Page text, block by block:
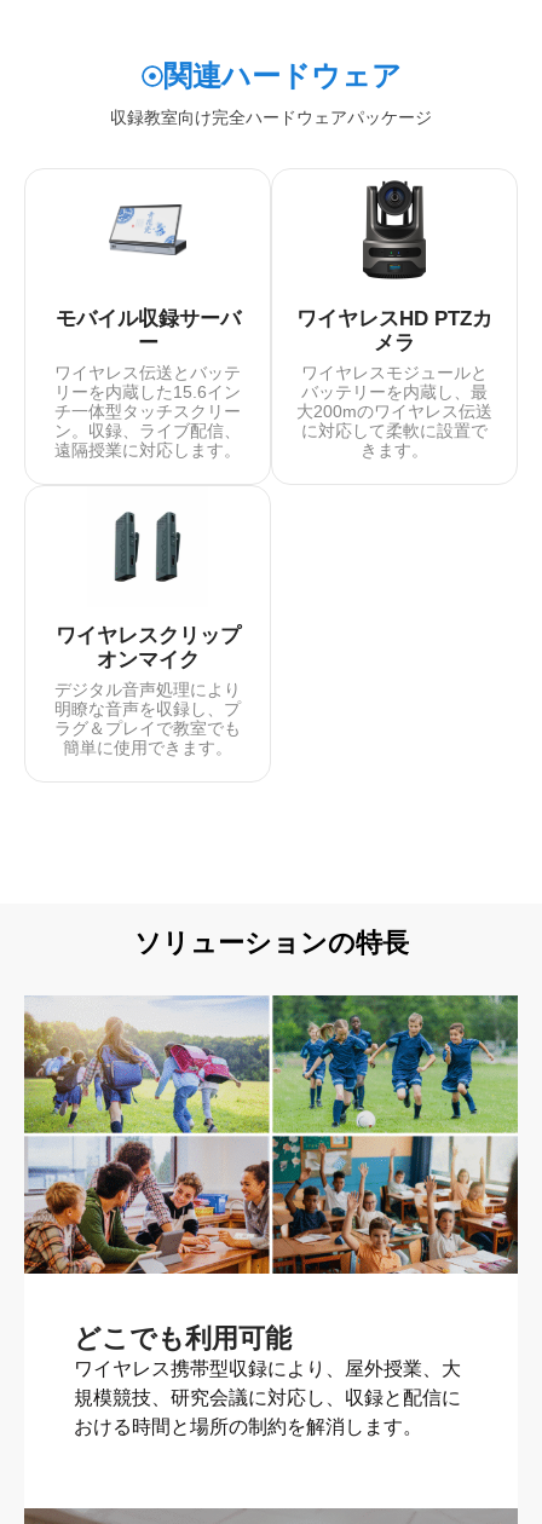
関連ハードウェア
収録教室向け完全ハードウェアパッケージ
モバイル収録サーバ
ー
ワイヤレス伝送とバッテ
リーを内蔵した15.6イン
チ一体型タッチスクリー
ン。収録、ライブ配信、
遠隔授業に対応します。
ワイヤレスHD PTZカ
メラ
ワイヤレスモジュールと
バッテリーを内蔵し、最
大200mのワイヤレス伝送
に対応して柔軟に設置で
きます。
ワイヤレスクリップ
オンマイク
デジタル音声処理により
明瞭な音声を収録し、プ
ラグ＆プレイで教室でも
簡単に使用できます。
ソリューションの特長
どこでも利用可能
ワイヤレス携帯型収録により、屋外授業、大
規模競技、研究会議に対応し、収録と配信に
おける時間と場所の制約を解消します。